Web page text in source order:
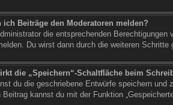
ich Beiträge den Moderatoren melden?
die entsprechenden
Du wirst dann durch die weiteren Schritte
die „Speichern“-Schaltfläche beim
du die geschriebene Entwürfe speichern
Beitrag kannst du mit der Funktion